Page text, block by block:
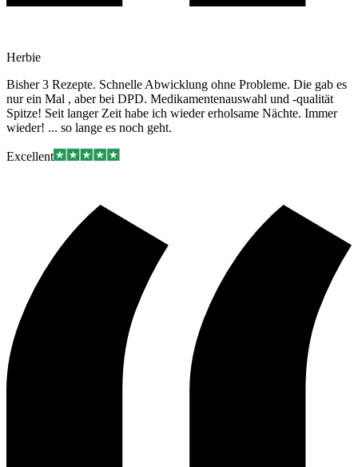
Herbie
Bisher 3 Rezepte. Schnelle Abwicklung ohne Probleme. Die gab es
nur ein Mal , aber bei DPD. Medikamentenauswahl und -qualität
Spitze! Seit langer Zeit habe ich wieder erholsame Nächte. Immer
wieder! ... so lange es noch geht.
Excellent